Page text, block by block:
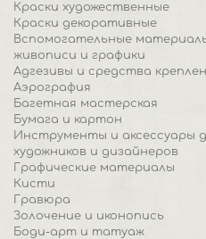
Краски художественные
Краски декоративные
Вспомогательные
живописи и графики
Адгезивы и средства
Аэрография
Багетная мастерская
Бумага и картон
Инструменты и аксессуары
художников и дизайнеров
Графические материалы
Кисти
Гравюра
Золочение и иконопись
Боди-арт и татуаж